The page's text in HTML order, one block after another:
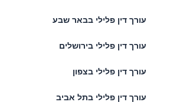
עורך דין פלילי בבאר שבע
עורך דין פלילי בירושלים
עורך דין פלילי בצפון
עורך דין פלילי בתל אביב